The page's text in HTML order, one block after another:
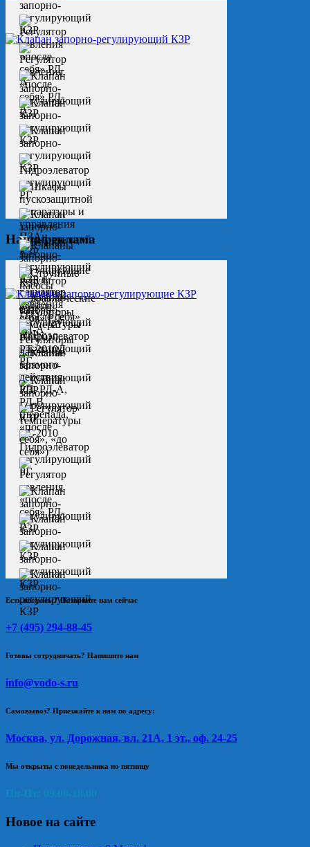
Наша реклама
Есть вопросы? Позвоните нам сейчас
+7 (495) 294-88-45
Готовы сотрудничать? Напишите нам
info@vodo-s.ru
Самовывоз? Приезжайте к нам по адресу:
Москва, ул. Дорожная, вл. 21А, 1 эт., оф. 24-25
Мы открыты с понедельника по пятницу
Новое на сайте